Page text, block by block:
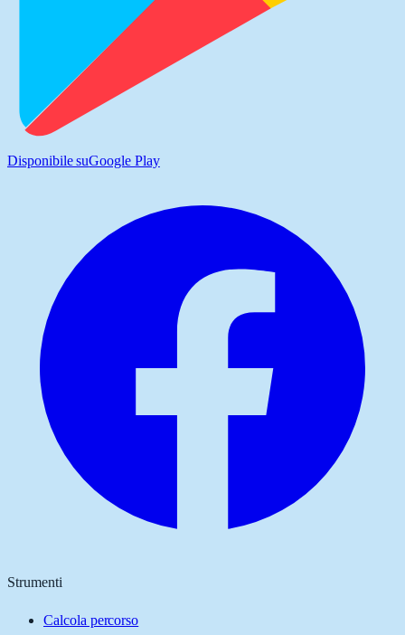
Disponibile suGoogle Play
Strumenti
Calcola percorso